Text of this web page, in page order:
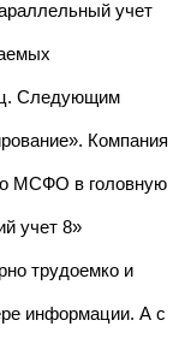
учет
Следующим
Компания
МСФО в головную
учет 8»
трудоемко и
информации. А с